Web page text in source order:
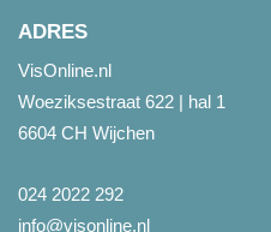
ADRES
VisOnline.nl
Woeziksestraat 622 | hal 1
6604 CH Wijchen
024 2022 292
info@visonline.nl